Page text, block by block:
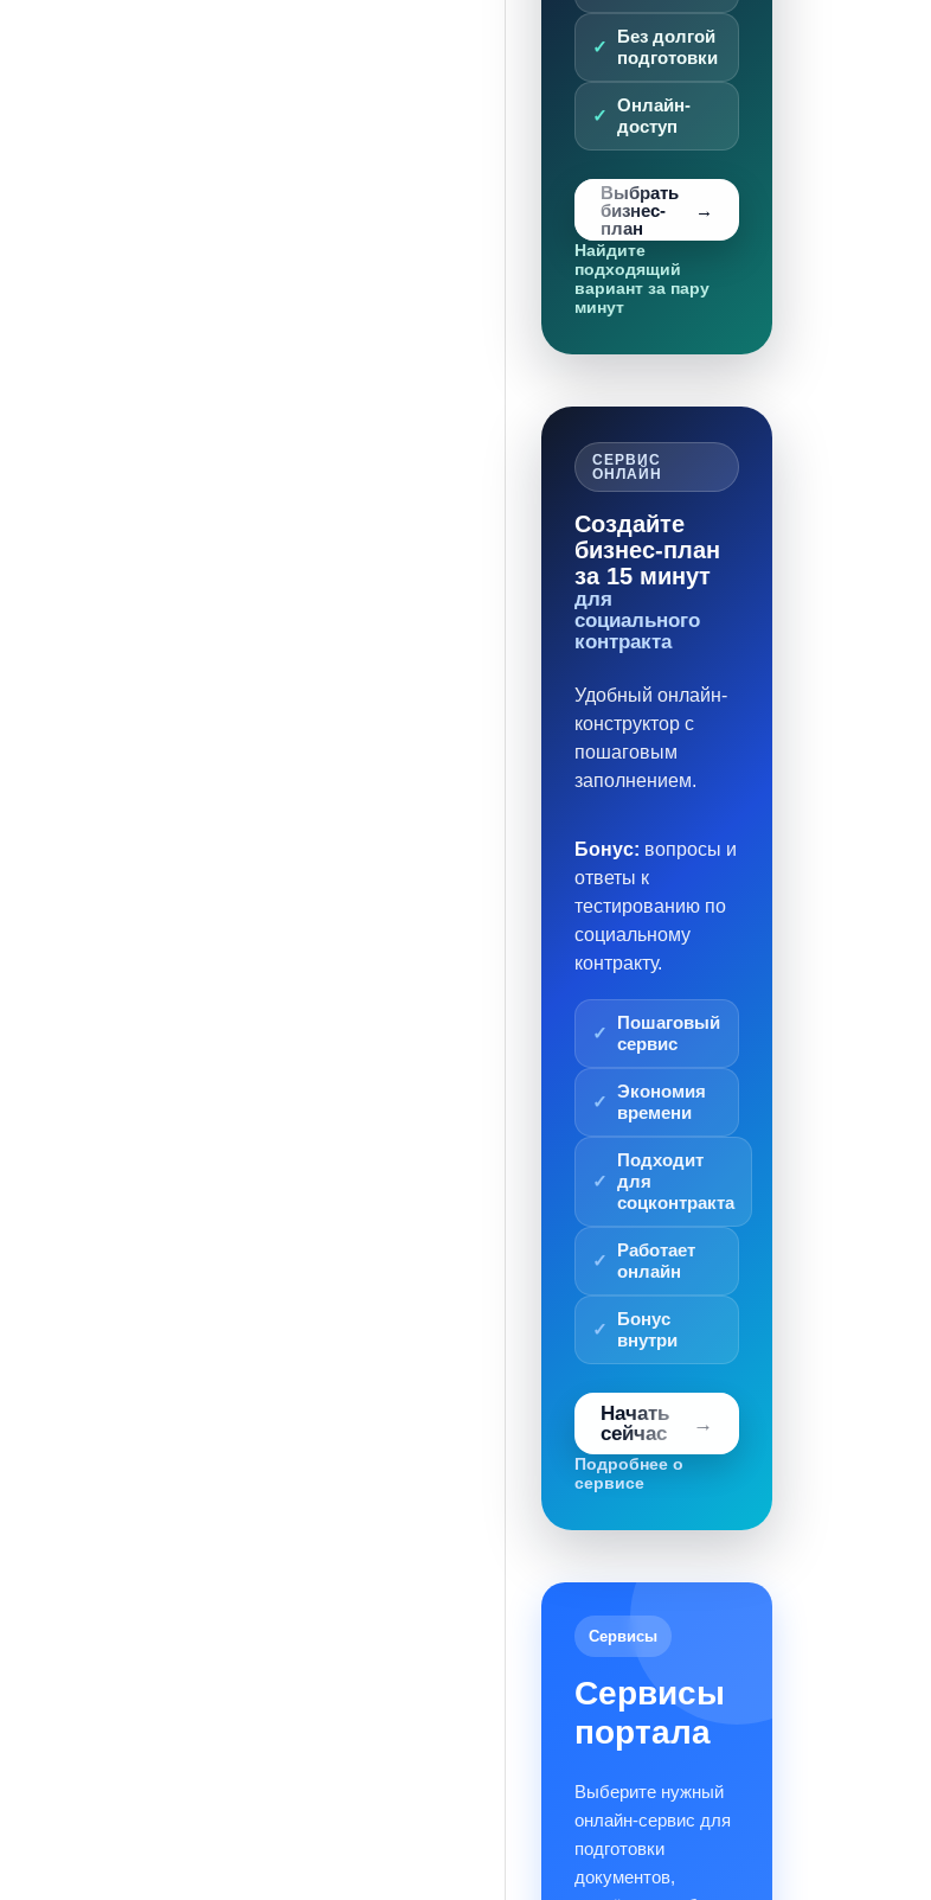
Без долгой
подготовки
Онлайн-
доступ
Выбрать
бизнес-
план
Найдите
подходящий
вариант за пару
минут
СЕРВИС
ОНЛАЙН
Создайте
бизнес-план
за 15 минут
для
социального
контракта
Удобный онлайн-
конструктор с
пошаговым
заполнением.
Бонус: вопросы и
ответы к
тестированию по
социальному
контракту.
Пошаговый
сервис
Экономия
времени
Подходит
для
соцконтракта
Работает
онлайн
Бонус
внутри
Начать
сейчас
Подробнее о
сервисе
Сервисы
Сервисы
портала
Выберите нужный
онлайн-сервис для
подготовки
документов,